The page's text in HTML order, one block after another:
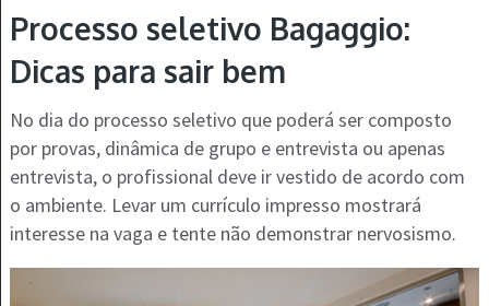
Processo seletivo Bagaggio:
Dicas para sair bem
No dia do processo seletivo que poderá ser composto
por provas, dinâmica de grupo e entrevista ou apenas
entrevista, o profissional deve ir vestido de acordo com
o ambiente. Levar um currículo impresso mostrará
interesse na vaga e tente não demonstrar nervosismo.